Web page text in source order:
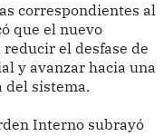
correspondientes al
que el nuevo
el desfase de
y avanzar hacia una
del sistema.
Interno subrayó